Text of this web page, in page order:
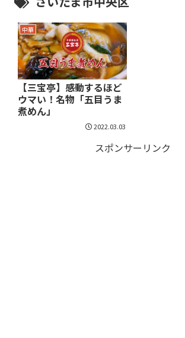
中華
【三宝亭】感動するほど
ウマい！名物「五目うま
煮めん」
2022.03.03
スポンサーリンク